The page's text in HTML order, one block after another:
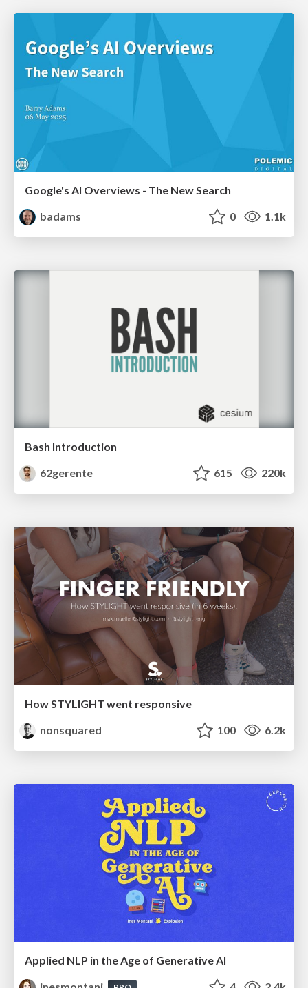
Google's AI Overviews - The New Search
badams
0 1.1k
Bash Introduction
62gerente
615 220k
How STYLIGHT went responsive
nonsquared
100 6.2k
Applied NLP in the Age of Generative AI